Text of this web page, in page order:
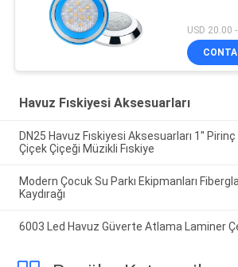
Havuz Fıskiyesi Aksesuarları
DN25 Havuz Fıskiyesi Aksesuarları 1''
Çiçek Çiçeği Müzikli Fıskiye
Modern Çocuk Su Parkı Ekipmanları
Kaydırağı
6003 Led Havuz Güverte Atlama Laminer